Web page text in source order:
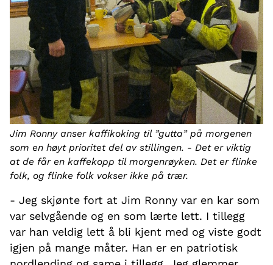
Jim Ronny anser kaffikoking til ”gutta” på morgenen
som en høyt prioritet del av stillingen. - Det er viktig
at de får en kaffekopp til morgenrøyken. Det er flinke
folk, og flinke folk vokser ikke på trær.
- Jeg skjønte fort at Jim Ronny var en kar som
var selvgående og en som lærte lett. I tillegg
var han veldig lett å bli kjent med og viste godt
igjen på mange måter. Han er en patriotisk